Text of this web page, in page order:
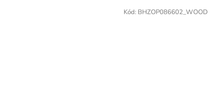
Kód: BHZOP086602_WOOD